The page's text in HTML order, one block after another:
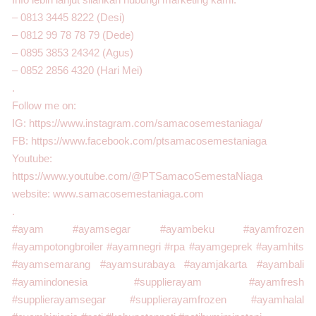
– 0813 3445 8222 (Desi)
– 0812 99 78 78 79 (Dede)
– 0895 3853 24342 (Agus)
– 0852 2856 4320 (Hari Mei)
.
Follow me on:
IG: https://www.instagram.com/samacosemestaniaga/
FB: https://www.facebook.com/ptsamacosemestaniaga
Youtube:
https://www.youtube.com/@PTSamacoSemestaNiaga
website: www.samacosemestaniaga.com
.
#ayam #ayamsegar #ayambeku #ayamfrozen
#ayampotongbroiler #ayamnegri #rpa #ayamgeprek #ayamhits
#ayamsemarang #ayamsurabaya #ayamjakarta #ayambali
#ayamindonesia #supplierayam #ayamfresh
#supplierayamsegar #supplierayamfrozen #ayamhalal